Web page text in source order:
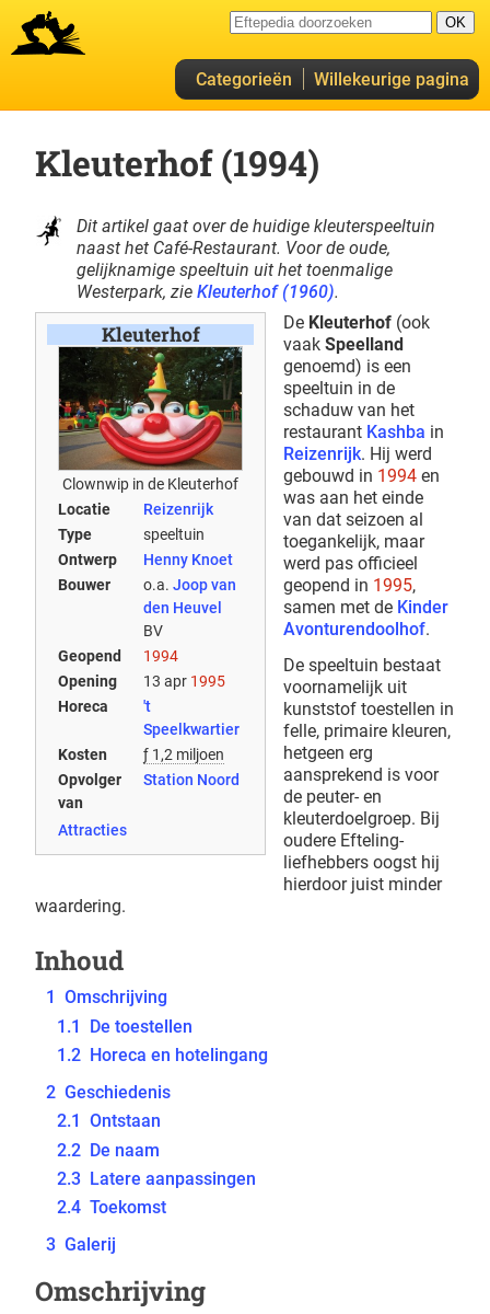
Categorieën Willekeurige pagina
Kleuterhof (1994)
Dit artikel gaat over de huidige kleuterspeeltuin
naast het Café-Restaurant. Voor de oude,
gelijknamige speeltuin uit het toenmalige
Westerpark, zie Kleuterhof (1960).
Kleuterhof
Clownwip in de Kleuterhof
Locatie
Reizenrijk
Type
speeltuin
Ontwerp
Henny Knoet
Bouwer
o.a. Joop van
den Heuvel
BV
Geopend
1994
Opening
13 apr 1995
Horeca
't
Speelkwartier
Kosten
ƒ 1,2 miljoen
Opvolger
van
Station Noord
Attracties
De Kleuterhof (ook
vaak Speelland
genoemd) is een
speeltuin in de
schaduw van het
restaurant Kashba in
Reizenrijk. Hij werd
gebouwd in 1994 en
was aan het einde
van dat seizoen al
toegankelijk, maar
werd pas officieel
geopend in 1995,
samen met de Kinder
Avonturendoolhof.
De speeltuin bestaat
voornamelijk uit
kunststof toestellen in
felle, primaire kleuren,
hetgeen erg
aansprekend is voor
de peuter- en
kleuterdoelgroep. Bij
oudere Efteling-
liefhebbers oogst hij
hierdoor juist minder
waardering.
Inhoud
1 Omschrijving
1.1
De toestellen
1.2 Horeca en hotelingang
2 Geschiedenis
2.1 Ontstaan
2.2 De naam
2.3 Latere aanpassingen
2.4 Toekomst
3 Galerij
Omschrijving